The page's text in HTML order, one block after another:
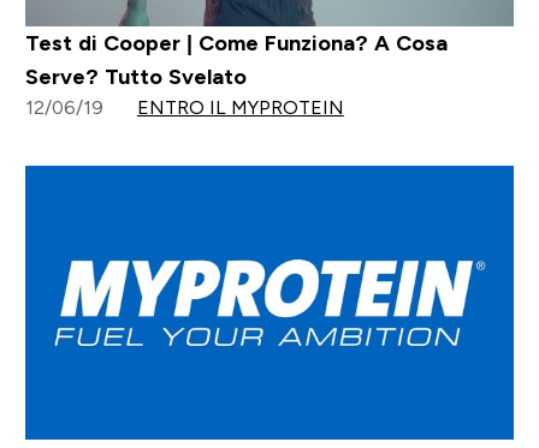
Test di Cooper | Come Funziona? A Cosa
Serve? Tutto Svelato
12/06/19 ENTRO IL MYPROTEIN